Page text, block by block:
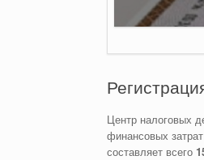
Центр налоговых
финансовых
составляет всего